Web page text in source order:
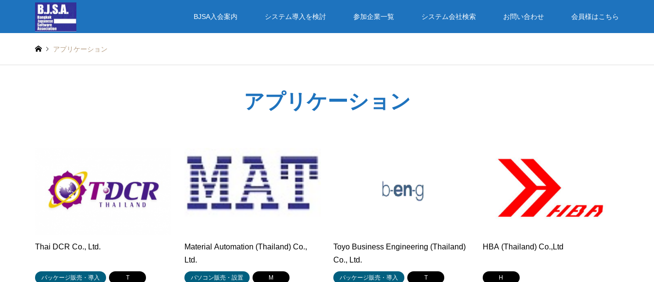
BJSA入会案内 システム導入を検討 参加企業一覧 システム会社検索 お問い合わせ 会員様はこちら
アプリケーション
アプリケーション
Thai DCR Co., Ltd.
パッケージ販売・導入 T
Material Automation (Thailand) Co.,
Ltd.
パソコン販売・設置 M
Toyo Business Engineering (Thailand)
Co., Ltd.
パッケージ販売・導入 T
HBA (Thailand) Co.,Ltd
H